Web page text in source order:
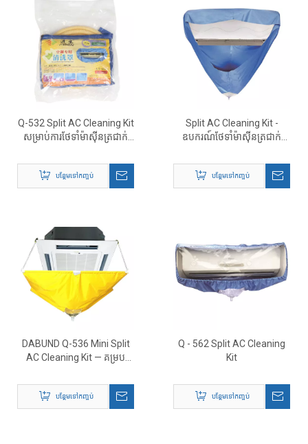
Q-532 Split AC Cleaning Kit
សម្រាប់ការថែទាំម៉ាស៊ីនត្រជាក់
បន្ថែមទៅកញ្ចប់
Split AC Cleaning Kit -
ឧបករណ៍ថែទាំម៉ាស៊ីនត្រជាក់
បន្ថែមទៅកញ្ចប់
DABUND Q-536 Mini Split
AC Cleaning Kit — គម្រប
ត្រជាក់ពិដាន 3-5P
បន្ថែមទៅកញ្ចប់
Q - 562 Split AC Cleaning
Kit
បន្ថែមទៅកញ្ចប់